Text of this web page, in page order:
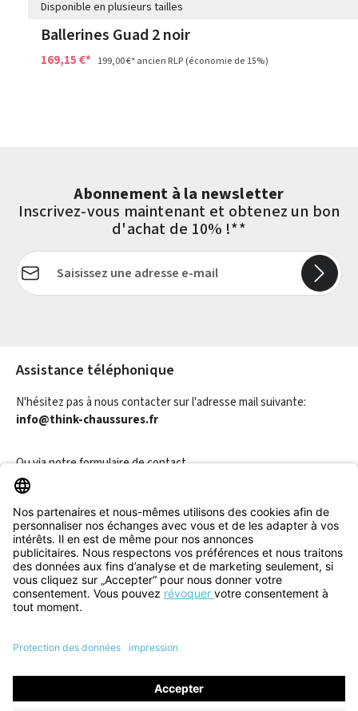
Disponible en plusieurs tailles
Ballerines Guad 2 noir
169,15 €* 199,00 €*ancien RLP(économie de 15%)
Abonnement à la newsletter
Inscrivez-vous maintenant et obtenez un bon
d'achat de 10% !**
Adresse e-mail*
Assistance téléphonique
N'hésitez pas à nous contacter sur l'adresse mail suivante:
info@think-chaussures.fr
Ou via notreformulaire de contact.
Révoquer un contrat
Informations
Aide & Contact